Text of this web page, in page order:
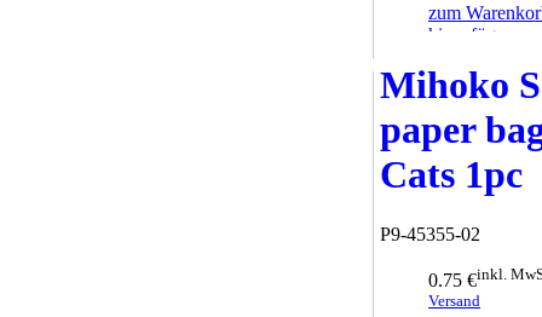
zum
hinzufügen
Mihoko
paper
Cats 1pc
P9-45355-02
0.75 €inkl.
Versand